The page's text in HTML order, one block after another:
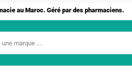
au Maroc. Géré par des pharmaciens.